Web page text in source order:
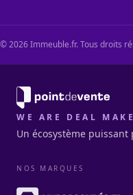
©2026Immeuble.fr. Tous droits
WE ARE DEAL
Un écosystème
NOS MARQUES